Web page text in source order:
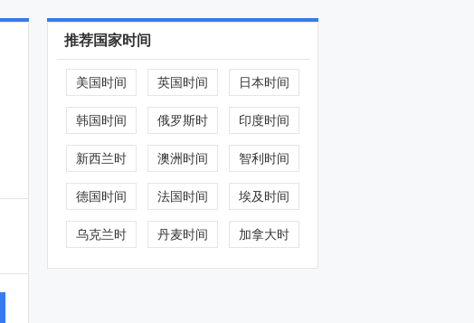
推荐国家时间
美国时间 英国时间 日本时间
韩国时间
俄罗斯时
印度时间
新西兰时
澳洲时间 智利时间
德国时间 法国时间 埃及时间
乌克兰时
丹麦时间
加拿大时